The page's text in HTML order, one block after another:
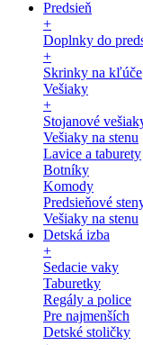
Predsieň
+
Doplnky do
+
Skrinky na kľúče
Vešiaky
+
Stojanové
Vešiaky na stenu
Lavice a taburety
Botníky
Komody
Predsieňové
Vešiaky na stenu
Detská izba
+
Sedacie vaky
Taburetky
Regály a police
Pre najmenších
Detské stoličky